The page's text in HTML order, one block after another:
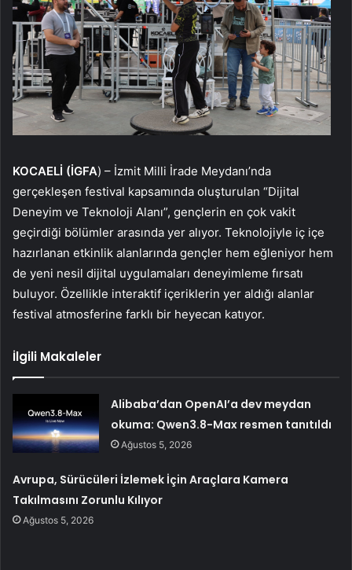
KOCAELİ (İGFA) – İzmit Milli İrade Meydanı’nda
gerçekleşen festival kapsamında oluşturulan “Dijital
Deneyim ve Teknoloji Alanı”, gençlerin en çok vakit
geçirdiği bölümler arasında yer alıyor. Teknolojiyle iç içe
hazırlanan etkinlik alanlarında gençler hem eğleniyor hem
de yeni nesil dijital uygulamaları deneyimleme fırsatı
buluyor. Özellikle interaktif içeriklerin yer aldığı alanlar
festival atmosferine farklı bir heyecan katıyor.
İlgili Makaleler
Alibaba’dan OpenAI’a dev meydan
okuma: Qwen3.8-Max resmen tanıtıldı
Ağustos 5, 2026
Avrupa, Sürücüleri İzlemek İçin Araçlara Kamera
Takılmasını Zorunlu Kılıyor
Ağustos 5, 2026